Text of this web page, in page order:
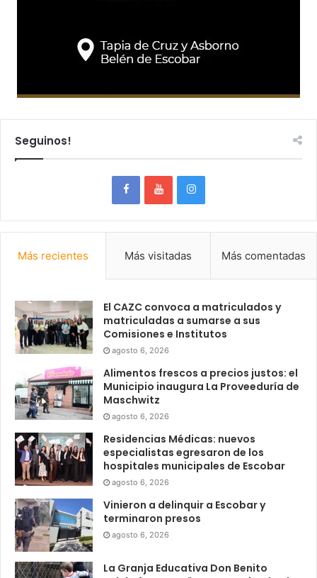
Seguinos!
Más recientes Más visitadas Más comentadas
El CAZC convoca a matriculados y
matriculadas a sumarse a sus
Comisiones e Institutos
agosto 6, 2026
Alimentos frescos a precios justos: el
Municipio inaugura La Proveeduría de
Maschwitz
agosto 6, 2026
Residencias Médicas: nuevos
especialistas egresaron de los
hospitales municipales de Escobar
agosto 6, 2026
Vinieron a delinquir a Escobar y
terminaron presos
agosto 6, 2026
La Granja Educativa Don Benito